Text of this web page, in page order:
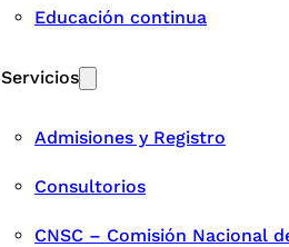
Educación continua
Servicios
Admisiones y Registro
Consultorios
CNSC – Comisión Nacional